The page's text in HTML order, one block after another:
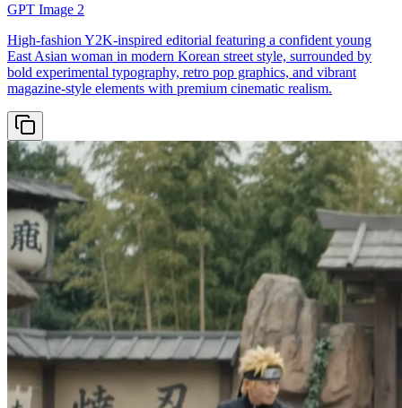
GPT Image 2
High-fashion Y2K-inspired editorial featuring a confident young
East Asian woman in modern Korean street style, surrounded by
bold experimental typography, retro pop graphics, and vibrant
magazine-style elements with premium cinematic realism.